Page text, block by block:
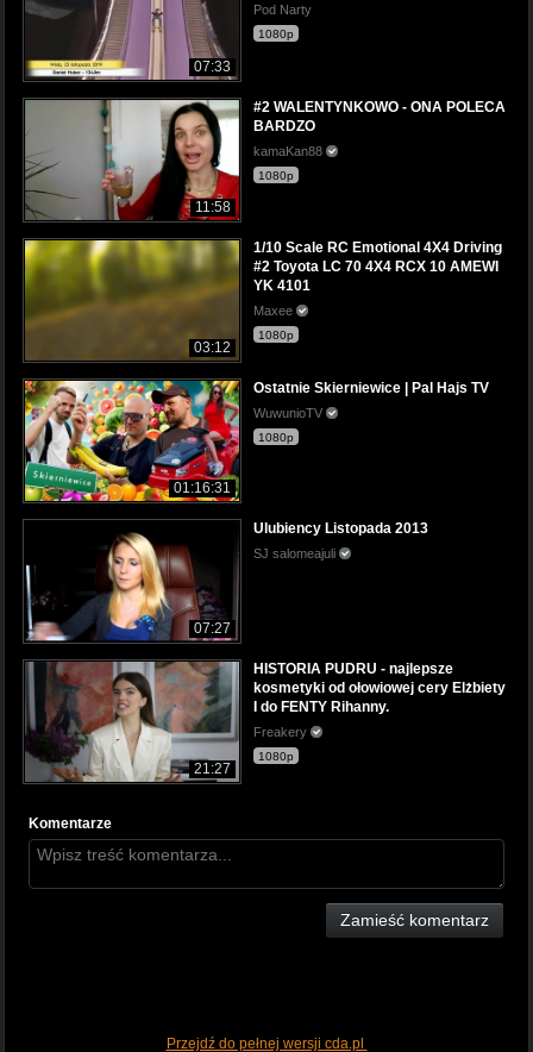
07:33
Pod Narty
1080p
11:58
#2 WALENTYNKOWO - ONA POLECA
BARDZO
kamaKan88
1080p
03:12
1/10 Scale RC Emotional 4X4 Driving
#2 Toyota LC 70 4X4 RCX 10 AMEWI
YK 4101
Maxee
1080p
01:16:31
Ostatnie Skierniewice | Pal Hajs TV
WuwunioTV
1080p
07:27
Ulubiency Listopada 2013
SJ salomeajuli
21:27
HISTORIA PUDRU - najlepsze
kosmetyki od ołowiowej cery Elżbiety
I do FENTY Rihanny.
Freakery
1080p
Komentarze
Zamieść komentarz
Przejdź do pełnej wersji cda.pl